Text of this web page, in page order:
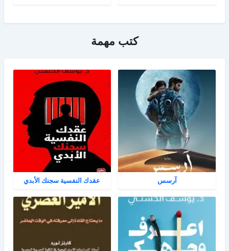
كتب مهمة
آرسس عقدك النفسية سجنك الأبدي